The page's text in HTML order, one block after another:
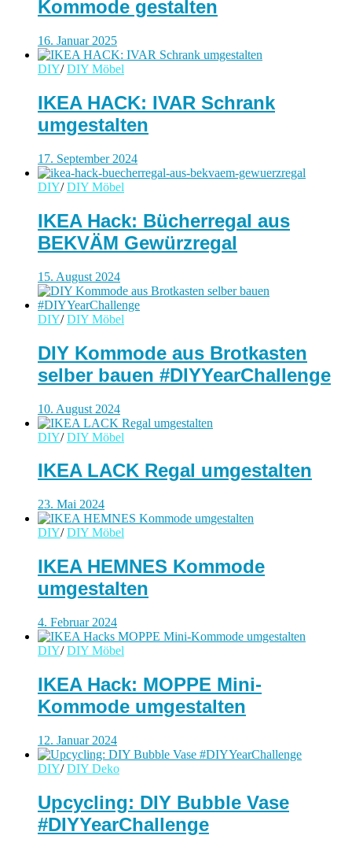
Kommode gestalten
16. Januar 2025
DIY/ DIY Möbel
IKEA HACK: IVAR Schrank
umgestalten
17. September 2024
DIY/ DIY Möbel
IKEA Hack: Bücherregal aus
BEKVÄM Gewürzregal
15. August 2024
DIY/ DIY Möbel
DIY Kommode aus Brotkasten
selber bauen #DIYYearChallenge
10. August 2024
DIY/ DIY Möbel
IKEA LACK Regal umgestalten
23. Mai 2024
DIY/ DIY Möbel
IKEA HEMNES Kommode
umgestalten
4. Februar 2024
DIY/ DIY Möbel
IKEA Hack: MOPPE Mini-
Kommode umgestalten
12. Januar 2024
DIY/ DIY Deko
Upcycling: DIY Bubble Vase
#DIYYearChallenge